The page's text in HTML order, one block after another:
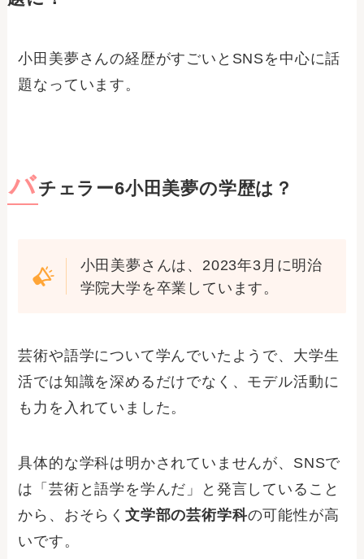
小田美夢さんの経歴がすごいとSNSを中心に話
題なっています。
バチェラー6小田美夢の学歴は？
小田美夢さんは、2023年3月に明治
学院大学を卒業しています。
芸術や語学について学んでいたようで、大学生
活では知識を深めるだけでなく、モデル活動に
も力を入れていました。
具体的な学科は明かされていませんが、SNSで
は「芸術と語学を学んだ」と発言していること
から、おそらく文学部の芸術学科の可能性が高
いです。